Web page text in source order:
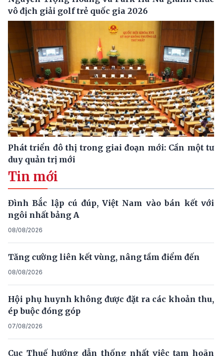
vô địch giải golf trẻ quốc gia 2026
Phát triển đô thị trong giai đoạn mới: Cần một tư
duy quản trị mới
Tin mới
Đình Bắc lập cú đúp, Việt Nam vào bán kết với
ngôi nhất bảng A
08/08/2026
Tăng cường liên kết vùng, nâng tầm điểm đến
08/08/2026
Hội phụ huynh không được đặt ra các khoản thu,
ép buộc đóng góp
07/08/2026
Cục Thuế hướng dẫn thống nhất việc tạm hoãn